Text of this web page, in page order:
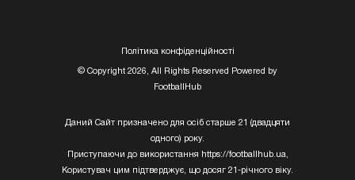
Полiтика конфiденцiйностi
© Copyright 2026, All Rights Reserved Powered by
FootballHub
Даний Сайт призначено для осіб старше 21 (двадцяти
одного) року.
Приступаючи до використання https://footballhub.ua,
Користувач цим підтверджує, що досяг 21-річного віку.